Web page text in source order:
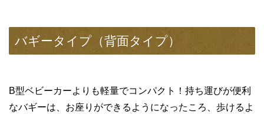
バギータイプ（背面タイプ）
B型ベビーカーよりも軽量でコンパクト！持ち運びが便利
なバギーは、お座りができるようになったころ、歩けるよ